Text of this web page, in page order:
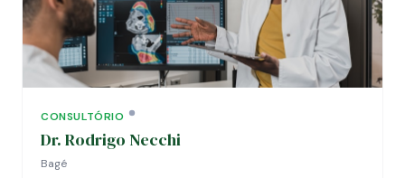
CONSULTÓRIO
Dr. Rodrigo Necchi
Bagé